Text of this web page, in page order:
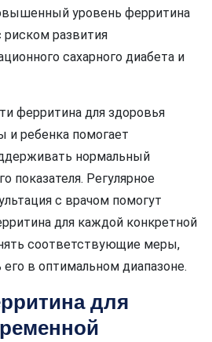
уровень ферритина
развития
сахарного диабета и
ферритина для здоровья
ребенка помогает
нормальный
показателя. Регулярное
с врачом помогут
для каждой конкретной
соответствующие меры,
в оптимальном диапазоне.
для